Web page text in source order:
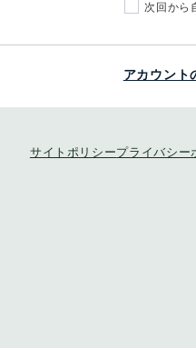
次回から
アカウント
サイトポリシープライバシー